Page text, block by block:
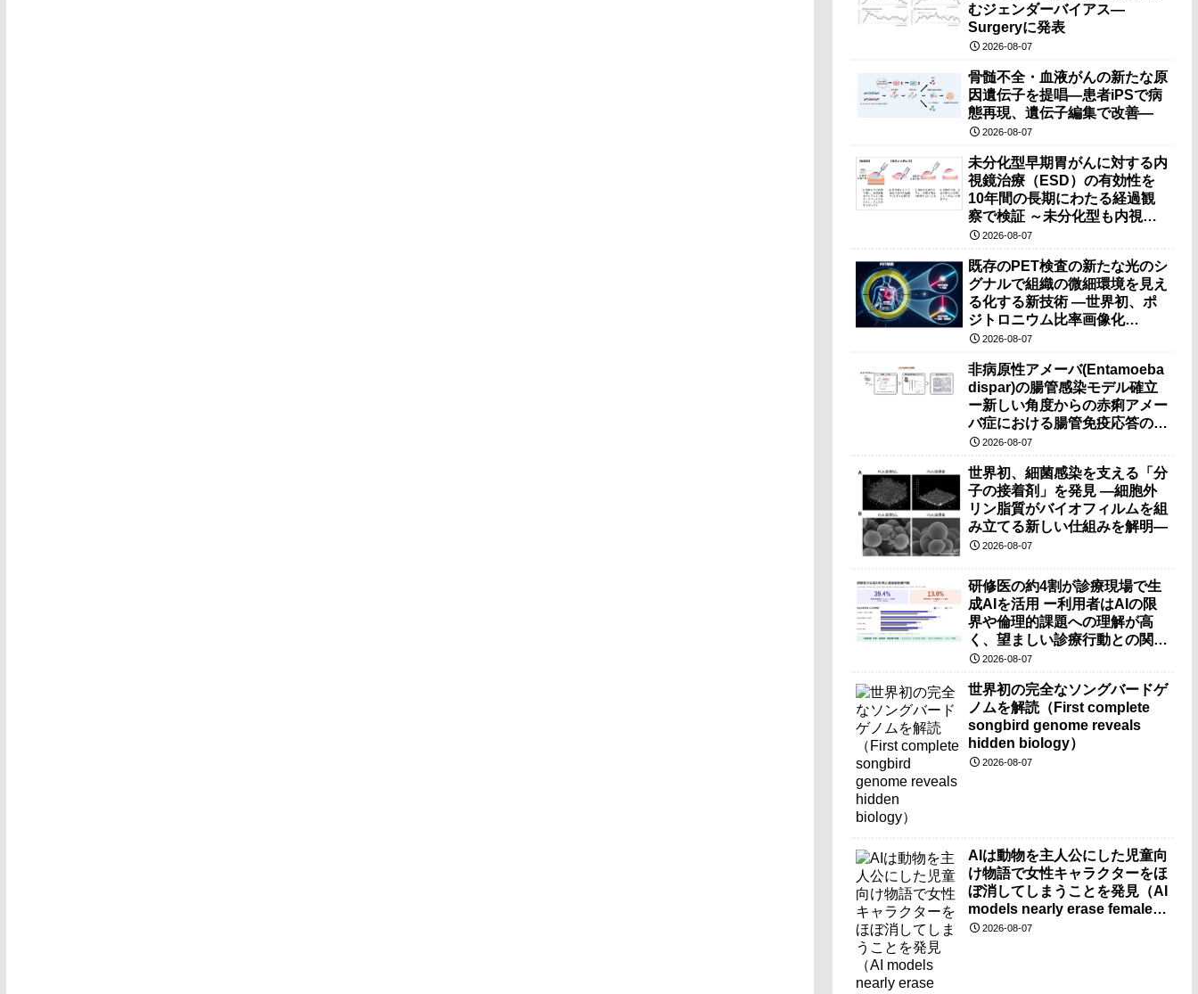
むジェンダーバイアス—
Surgeryに発表
2026-08-07
骨髄不全・血液がんの新たな原
因遺伝子を提唱―患者iPSで病
態再現、遺伝子編集で改善―
2026-08-07
未分化型早期胃がんに対する内
視鏡治療（ESD）の有効性を
10年間の長期にわたる経過観
察で検証 ～未分化型も内視鏡
治療で胃の温存が可能～
2026-08-07
既存のPET検査の新たな光のシ
グナルで組織の微細環境を見え
る化する新技術 ―世界初、ポ
ジトロニウム比率画像化
（PRI）の原理検証に成功―
2026-08-07
非病原性アメーバ(Entamoeba
dispar)の腸管感染モデル確立
ー新しい角度からの赤痢アメー
バ症における腸管免疫応答の理
解に期待ー
2026-08-07
世界初、細菌感染を支える「分
子の接着剤」を発見 ―細胞外
リン脂質がバイオフィルムを組
み立てる新しい仕組みを解明―
2026-08-07
研修医の約4割が診療現場で生
成AIを活用 ー利用者はAIの限
界や倫理的課題への理解が高
く、望ましい診療行動との関連
も確認ー
2026-08-07
世界初の完全なソングバードゲ
ノムを解読（First complete
songbird genome reveals
hidden biology）
2026-08-07
AIは動物を主人公にした児童向
け物語で女性キャラクターをほ
ぼ消してしまうことを発見（AI
models nearly erase female
characters when they write
2026-08-07